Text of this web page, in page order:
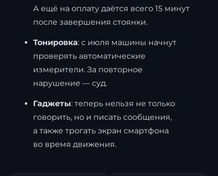
А ещё на оплату даётся всего 15 минут
после завершения стоянки.
Тонировка: с июля машины начнут
проверять автоматические
измерители. За повторное
нарушение — суд.
Гаджеты: теперь нельзя не только
говорить, но и писать сообщения,
а также трогать экран смартфона
во время движения.